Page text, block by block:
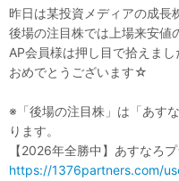
昨日は某投資メディアの成長
後場の注目株では上場来安値
AP会員様は押し目で拾えまし
おめでとうございます☆
※「後場の注目株」は「あす
ります。
【2026年全勝中】あすなろ
https://1376partners.com/